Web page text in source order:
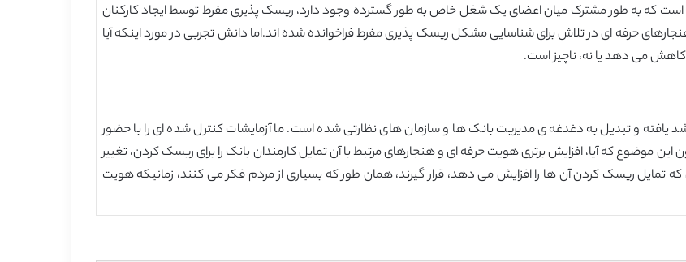
است که به طور مشترک میان اعضای یک شغل خاص به طور گسترده وجود دارد، ریسک پذیری مفرط توسط ایجاد کارکنان
حرفه ای در تلاش برای شناسایی مشکل ریسک پذیری مفرط فراخوانده شده اند.اما دانش تجربی در مورد اینکه آیا
می دهد یا نه، ناچیز است.
یافته و تبدیل به دغدغه ی مدیریت بانک ها و سازمان های نظارتی شده است. ما آزمایشات کنترل شده ای را با حضور
آزمون این موضوع که آیا، افزایش برتری هویت حرفه ای و هنجارهای مرتبط با آن تمایل کارمندان بانک را برای ریسک کردن، تغییر
تمایل ریسک کردن آن ها را افزایش می دهد، قرار گیرند، همان طور که بسیاری از مردم فکر می کنند، زمانیکه هویت